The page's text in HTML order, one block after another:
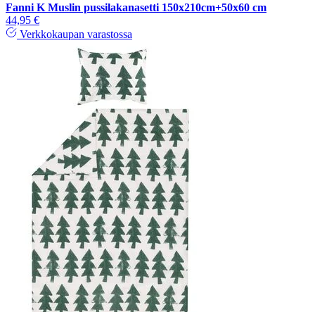
Fanni K Muslin pussilakanasetti 150x210cm+50x60 cm
44,95 €
Verkkokaupan varastossa